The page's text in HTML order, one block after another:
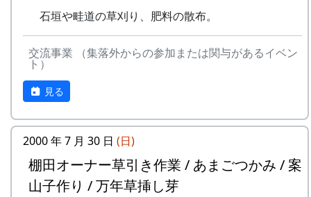
8月20日（日）2000-08-20 蕎麦種蒔き
蕎麦植え
蕎麦の種を植える。
り ...
鎌（のこぎり鎌）を使って稲を刈り
取り、稲木に掛けて天日干しにす
る。
棚田コンサート
10月7日（土）～10月8日（日）2000-10-07
草刈り、肥料散布
石垣や畦道の草刈り、肥料の散布。
7月28日（日）2002-07-28 棚田オーナー草引
あまごつかみ
川に放流されたあまごを手で掴んで
ョン。串に刺して塩焼きにして食す
る。
棚田オーナー追加募集
★ 棚田オーナー追加募集
棚田オーナーを追加募集します。詳
3月23日（日）2003-03-23 クラインガルテン
の田圃の整備
○ クラインガルテンの田圃の整備
田圃に植えられている樒（しきみ）
の株を引き抜いて整備する作業。
石垣や畦道の草刈り、肥料の散布。
交流事業 （集落外からの参加または関与があるイベン
ト）
見る
2000 年 7 月 30 日 (日)
棚田オーナー草引き作業 / あまごつかみ / 案
山子作り / 万年草挿し芽